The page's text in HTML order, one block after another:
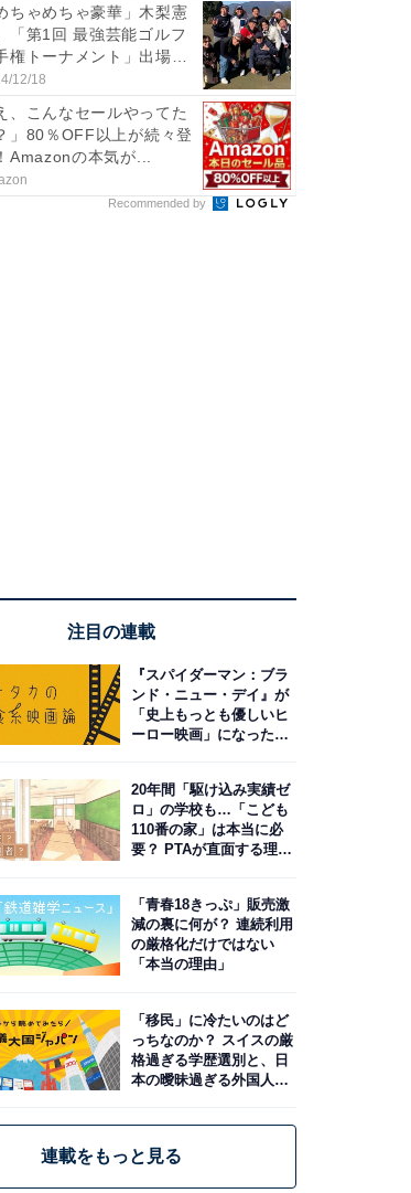
ちゃめちゃ豪華」木梨憲
「第1回 最強芸能ゴルフ
権トーナメント」出場
12/18
、こんなセールやってた
」80％OFF以上が続々登
Amazonの本気が...
Recommended by
注目の連載
『スパイダーマン：ブラ
ンド・ニュー・デイ』が
「史上もっとも優しいヒ
ーロー映画」になった理
20年間「駆け込み実績ゼ
ロ」の学校も…「こども
110番の家」は本当に必
要？ PTAが直面する理想
「青春18きっぷ」販売激
減の裏に何が？ 連続利用
の厳格化だけではない
「本当の理由」
「移民」に冷たいのはど
っちなのか？ スイスの厳
格過ぎる学歴選別と、日
本の曖昧過ぎる外国人政
連載をもっと見る